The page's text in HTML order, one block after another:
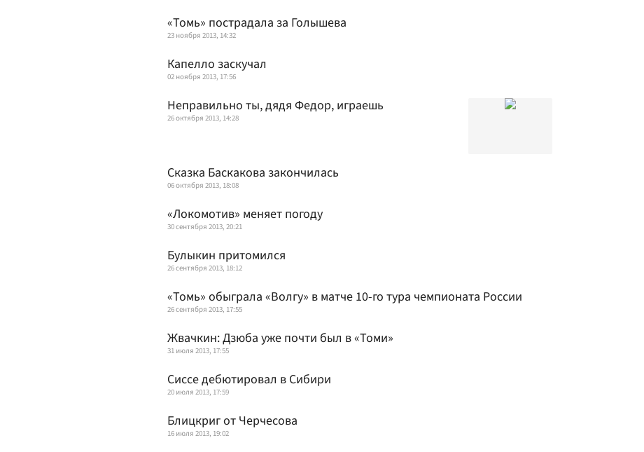
«Томь» пострадала за Голышева
23 ноября 2013, 14:32
Капелло заскучал
02 ноября 2013, 17:56
Неправильно ты, дядя Федор, играешь
26 октября 2013, 14:28
Сказка Баскакова закончилась
06 октября 2013, 18:08
«Локомотив» меняет погоду
30 сентября 2013, 20:21
Булыкин притомился
26 сентября 2013, 18:12
«Томь» обыграла «Волгу» в матче 10-го тура чемпионата России
26 сентября 2013, 17:55
Жвачкин: Дзюба уже почти был в «Томи»
31 июля 2013, 17:55
Сиссе дебютировал в Сибири
20 июля 2013, 17:59
Блицкриг от Черчесова
16 июля 2013, 19:02